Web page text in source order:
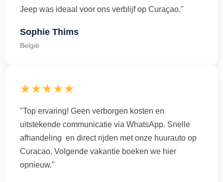
Jeep was ideaal voor ons verblijf op Curaçao."
Sophie Thims
België
★★★★★
"Top ervaring! Geen verborgen kosten en
uitstekende communicatie via WhatsApp. Snelle
afhandeling en direct rijden met onze huurauto op
Curacao. Volgende vakantie boeken we hier
opnieuw."